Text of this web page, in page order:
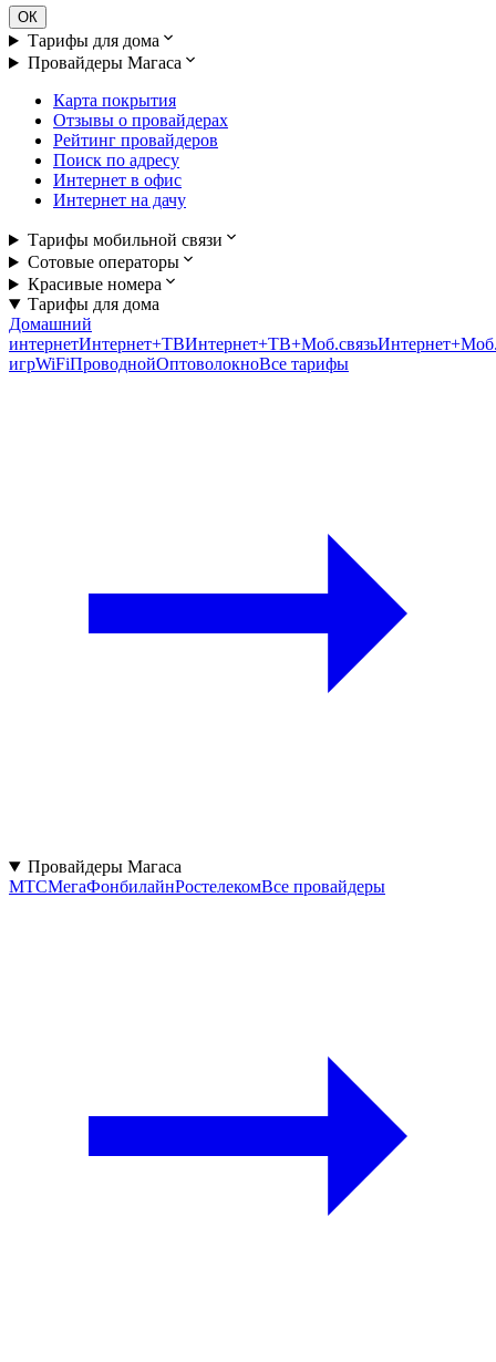
ОК
Тарифы для дома
Провайдеры Магаса
Карта покрытия
Отзывы о провайдерах
Рейтинг провайдеров
Поиск по адресу
Интернет в офис
Интернет на дачу
Тарифы мобильной связи
Сотовые операторы
Красивые номера
Тарифы для дома
Домашний
интернетИнтернет+ТВИнтернет+ТВ+Моб.связь
игрWiFiПроводнойОптоволокноВсе тарифы
Провайдеры Магаса
МТСМегаФонбилайнРостелекомВсе провайдеры